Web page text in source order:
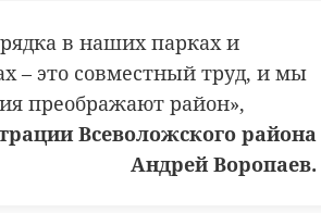
в наших парках и
– это совместный труд, и мы
преображают район»,
Всеволожского района
Андрей Воропаев.